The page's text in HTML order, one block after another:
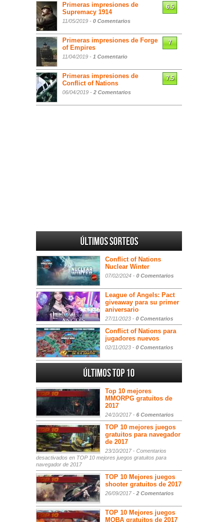
Primeras impresiones de
Supremacy 1914
11/05/2019 - 0 Comentarios
6.5
Primeras impresiones de Forge
of Empires
11/04/2019 - 1 Comentario
7
Primeras impresiones de
Conflict of Nations
06/04/2019 - 2 Comentarios
7.5
Últimos sorteos
Conflict of Nations
Nuclear Winter
07/02/2024 - 0 Comentarios
League of Angels: Pact
giveaway para su primer
aniversario
27/11/2023 - 0 Comentarios
Conflict of Nations para
jugadores nuevos
02/11/2023 - 0 Comentarios
Últimos Top 10
Top 10 mejores
MMORPG gratuitos de
2017
24/10/2017 - 6 Comentarios
TOP 10 mejores juegos
gratuitos para navegador
de 2017
23/10/2017 - Comentarios
desactivados en TOP 10 mejores juegos gratuitos para
navegador de 2017
TOP 10 Mejores juegos
shooter gratuitos de 2017
26/09/2017 - 2 Comentarios
TOP 10 Mejores juegos
MOBA gratuitos de 2017